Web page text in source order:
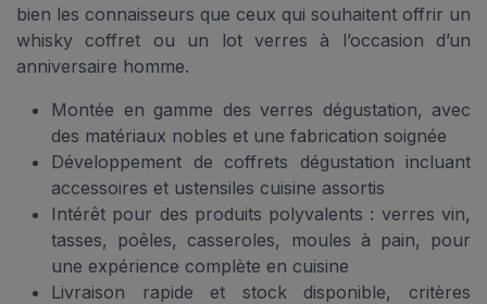
bien les connaisseurs que ceux qui souhaitent offrir un
whisky coffret ou un lot verres à l’occasion d’un
anniversaire homme.
Montée en gamme des verres dégustation, avec
des matériaux nobles et une fabrication soignée
Développement de coffrets dégustation incluant
accessoires et ustensiles cuisine assortis
Intérêt pour des produits polyvalents : verres vin,
tasses, poêles, casseroles, moules à pain, pour
une expérience complète en cuisine
Livraison rapide et stock disponible, critères